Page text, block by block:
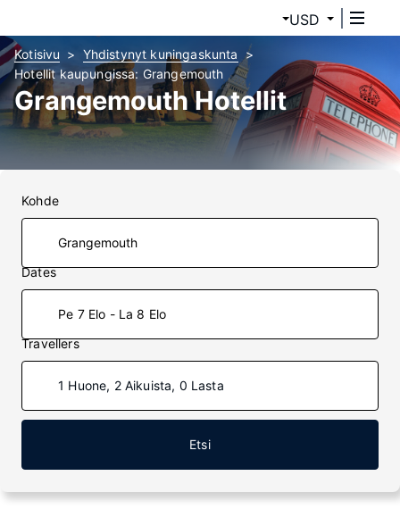
USD
Kotisivu
Yhdistynyt kuningaskunta
Hotellit kaupungissa: Grangemouth
Grangemouth Hotellit
Kohde
Dates
Pe 7 Elo - La 8 Elo
Travellers
1 Huone, 2 Aikuista, 0 Lasta
Etsi